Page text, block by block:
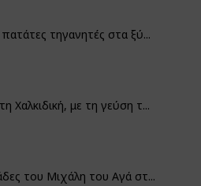
πατάτες τηγανητές στα ξύ...
Χαλκιδική, με τη γεύση τ...
του Μιχάλη του Αγά στ...